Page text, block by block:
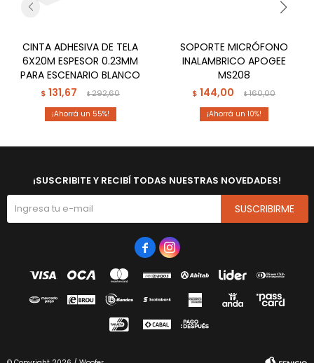
CINTA ADHESIVA DE TELA
6X20M ESPESOR 0.23MM
PARA ESCENARIO BLANCO
$ 131,67 $292,60
55
SOPORTE MICRÓFONO
INALAMBRICO APOGEE
MS208
$ 144,00 $160,00
10
¡SUSCRIBITE Y RECIBÍ TODAS NUESTRAS NOVEDADES!
SUSCRIBIRME
 